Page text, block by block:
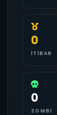
0
İTIBAR
0
ZOMBI